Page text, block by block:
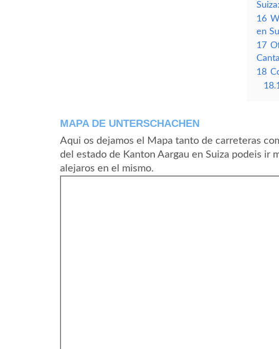
Suiza:
16
en
17
18
MAPA DE UNTERSCHACHEN
Aqui os dejamos el Mapa tanto de carreteras
del estado de Kanton Aargau en Suiza podeis ir
alejaros en el mismo.